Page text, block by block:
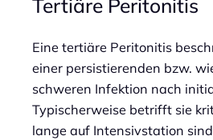
Eine tertiäre Peritonitis
einer persistierenden bzw.
schweren Infektion nach
Typischerweise betrifft sie
lange auf Intensivstation